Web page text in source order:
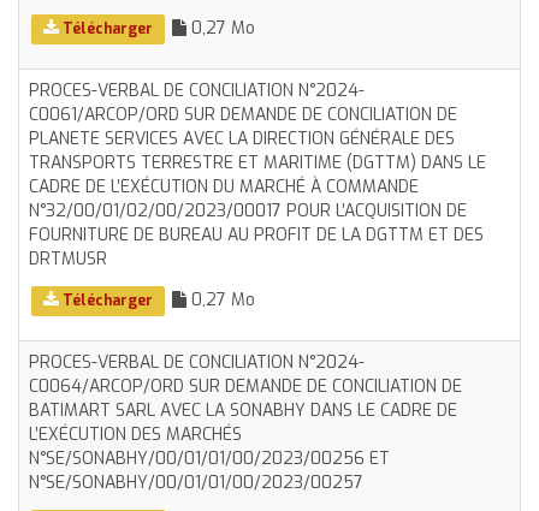
Télécharger 0,27 Mo
PROCES-VERBAL DE CONCILIATION N°2024-
C0061/ARCOP/ORD SUR DEMANDE DE CONCILIATION DE
PLANETE SERVICES AVEC LA DIRECTION GÉNÉRALE DES
TRANSPORTS TERRESTRE ET MARITIME (DGTTM) DANS LE
CADRE DE L’EXÉCUTION DU MARCHÉ À COMMANDE
N°32/00/01/02/00/2023/00017 POUR L’ACQUISITION DE
FOURNITURE DE BUREAU AU PROFIT DE LA DGTTM ET DES
DRTMUSR
Télécharger 0,27 Mo
PROCES-VERBAL DE CONCILIATION N°2024-
C0064/ARCOP/ORD SUR DEMANDE DE CONCILIATION DE
BATIMART SARL AVEC LA SONABHY DANS LE CADRE DE
L’EXÉCUTION DES MARCHÉS
N°SE/SONABHY/00/01/01/00/2023/00256 ET
N°SE/SONABHY/00/01/01/00/2023/00257